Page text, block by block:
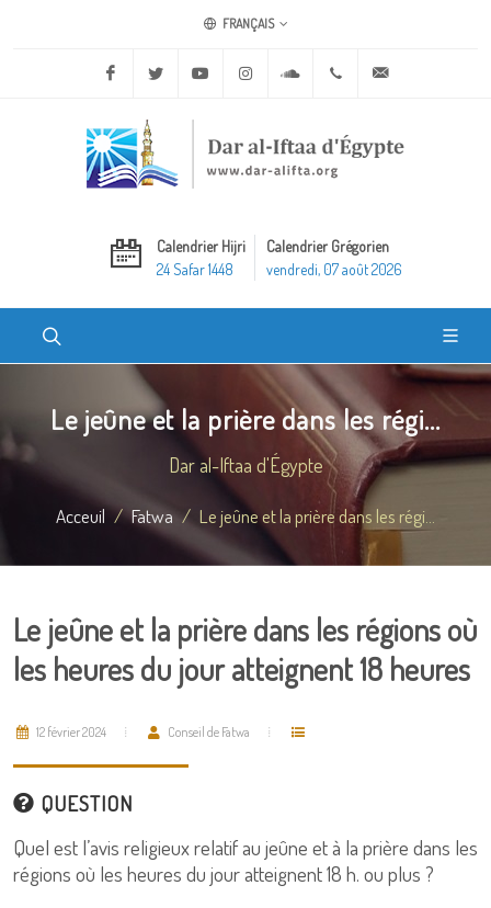
FRANÇAIS
Facebook Twitter Youtube Instagram Soundcloud+20 2 25970400
Calendrier Hijri
24 Safar 1448
Calendrier Grégorien
vendredi, 07 août 2026
Le jeûne et la prière dans les régi...
Dar al-Iftaa d'Égypte
Acceuil Fatwa Le jeûne et la prière dans les régi...
Le jeûne et la prière dans les régions où
les heures du jour atteignent 18 heures
12 février 2024 Conseil de Fatwa
QUESTION
Quel est l’avis religieux relatif au jeûne et à la prière dans les
régions où les heures du jour atteignent 18 h. ou plus ?